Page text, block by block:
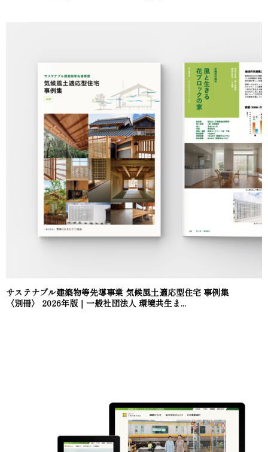
サステナブル建築物等先導事業 気候風土適応型住宅 事例集
〈別冊〉 2026年版｜一般社団法人 環境共生ま...